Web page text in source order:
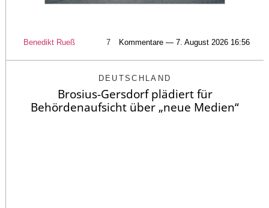
Benedikt Rueß 7 Kommentare — 7. August 2026 16:56
DEUTSCHLAND
Brosius-Gersdorf plädiert für
Behördenaufsicht über „neue Medien“